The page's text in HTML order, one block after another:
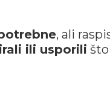
, ali
ili usporili što